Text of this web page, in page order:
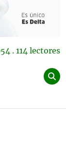
. 114 lectores